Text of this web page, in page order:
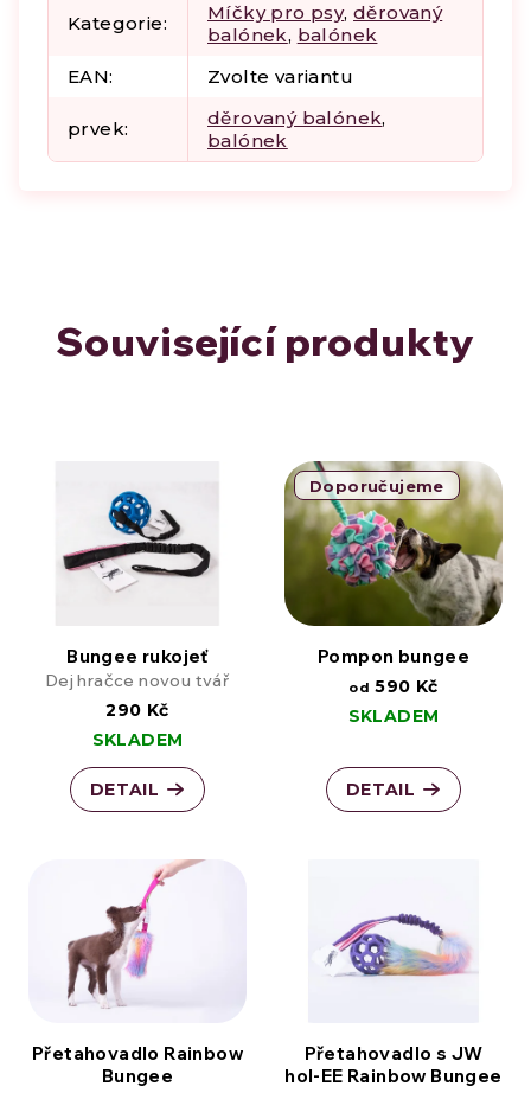
Kategorie: Míčky pro psy,děrovaný
balónek, balónek
EAN: Zvolte variantu
prvek: děrovaný balónek,
balónek
Související produkty
Bungee rukojeť
Dej hračce novou tvář
290 Kč
SKLADEM
DETAIL
Doporučujeme
Pompon bungee
od 590 Kč
SKLADEM
DETAIL
Přetahovadlo Rainbow
Bungee
Přetahovadlo s JW
hol-EE Rainbow Bungee